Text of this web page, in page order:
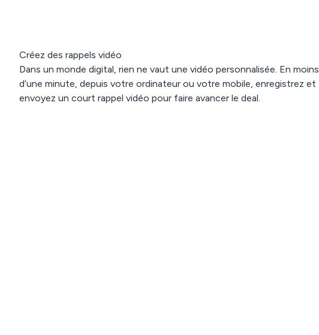
Créez des rappels vidéo
Dans un monde digital, rien ne vaut une vidéo personnalisée. En moins
d’une minute, depuis votre ordinateur ou votre mobile, enregistrez et
envoyez un court rappel vidéo pour faire avancer le deal.